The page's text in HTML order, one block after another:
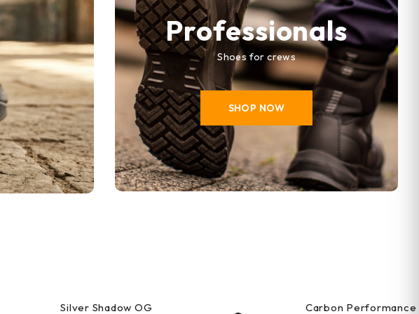
Professionals
Shoes for crews
SHOP NOW
Silver Shadow OG Carbon Performance